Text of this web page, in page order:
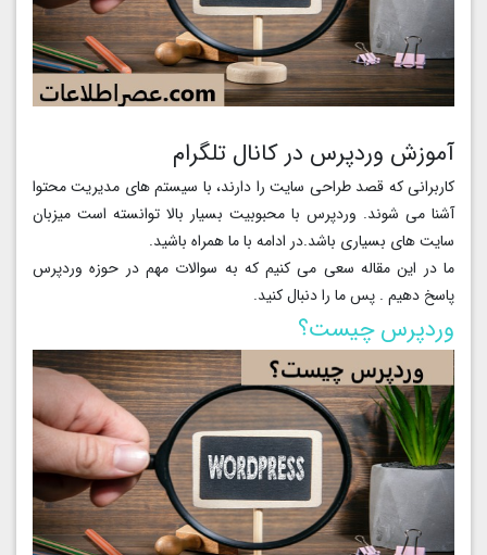
آموزش وردپرس در کانال تلگرام
کاربرانی که قصد طراحی سایت را دارند، با سیستم های مدیریت محتوا
آشنا می شوند. وردپرس با محبوبیت بسیار بالا توانسته است میزبان
سایت های بسیاری باشد.در ادامه با ما همراه باشید.
ما در این مقاله سعی می کنیم که به سوالات مهم در حوزه وردپرس
پاسخ دهیم . پس ما را دنبال کنید.
وردپرس چیست؟